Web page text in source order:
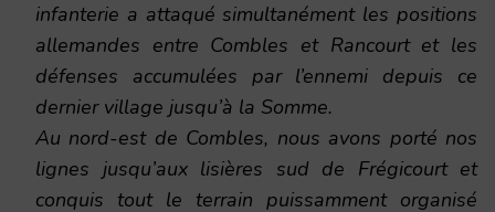
infanterie a attaqué simultanément les positions
allemandes entre Combles et Rancourt et les
défenses accumulées par l’ennemi depuis ce
dernier village jusqu’à la Somme.
Au nord-est de Combles, nous avons porté nos
lignes jusqu’aux lisières sud de Frégicourt et
conquis tout le terrain puissamment organisé